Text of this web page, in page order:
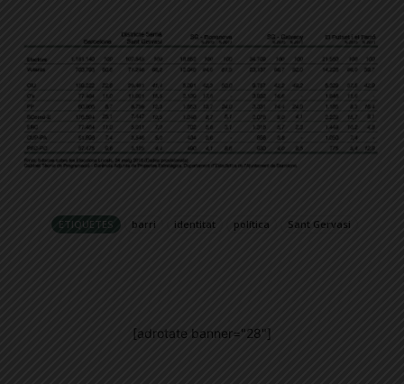
ETIQUETES barri identitat política Sant Gervasi
[adrotate banner="28"]